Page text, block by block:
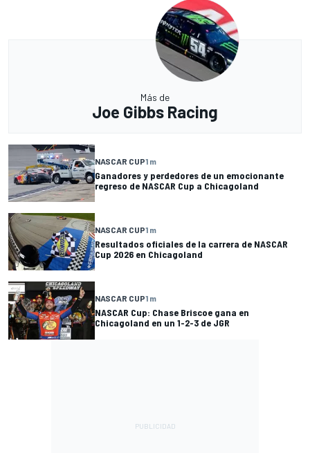
Más de
Joe Gibbs Racing
NASCAR CUP1 m
Ganadores y perdedores de un emocionante
regreso de NASCAR Cup a Chicagoland
NASCAR CUP1 m
Resultados oficiales de la carrera de NASCAR
Cup 2026 en Chicagoland
NASCAR CUP1 m
NASCAR Cup: Chase Briscoe gana en
Chicagoland en un 1-2-3 de JGR